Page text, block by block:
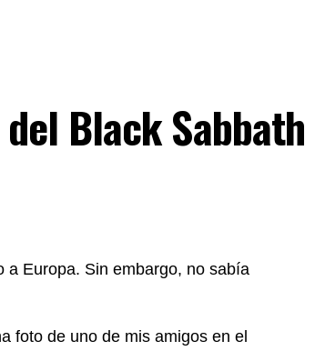
Black Sabbath
a Europa. Sin embargo, no sabía
foto de uno de mis amigos en el